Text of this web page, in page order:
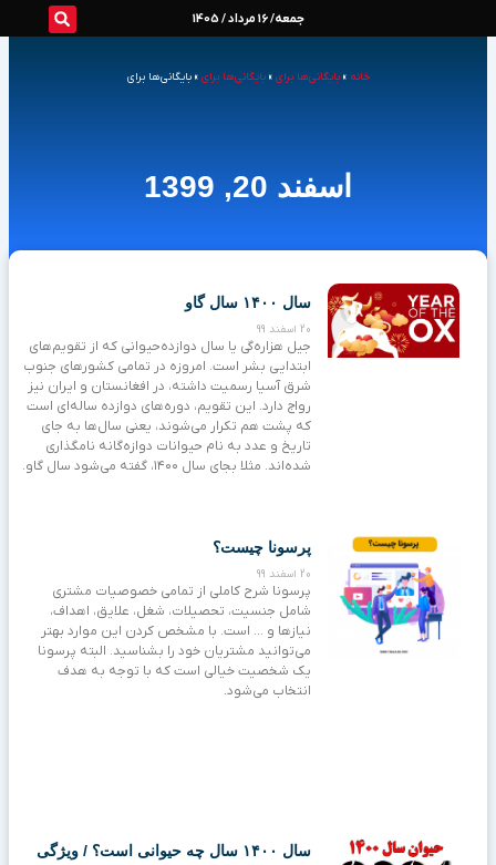
جمعه/ 16 مرداد / 1405
خانه »بایگانی‌ها برای »بایگانی‌ها برای »بایگانی‌ها برای
اسفند 20, 1399
سال ۱۴۰۰ سال گاو
20 اسفند 99
جیل هزاره‌گی یا سال دوازده‌حیوانی که از تقویم‌های
ابتدایی بشر است. امروزه در تمامی کشورهای جنوب
شرق آسیا رسمیت داشته، در افغانستان و ایران نیز
رواج دارد. این تقویم، دوره‌های دوازده ساله‌ای است
که پشت هم تکرار می‌شوند، یعنی سال‌ها به جای
تاریخ و عدد به نام حیوانات دوازه‌گانه نامگذاری
شده‌اند. مثلا بجای سال ۱۴۰۰، گفته می‌شود سال گاو.
پرسونا چیست؟
20 اسفند 99
پرسونا شرح کاملی از تمامی خصوصیات مشتری
شامل جنسیت، تحصیلات، شغل، علایق، اهداف،
نیازها و … است. با مشخص کردن این موارد بهتر
می‌توانید مشتریان خود را بشناسید. البته پرسونا
یک شخصیت خیالی است که با توجه به هدف
انتخاب می‌شود.
سال ۱۴۰۰ سال چه حیوانی است؟ / ویژگی